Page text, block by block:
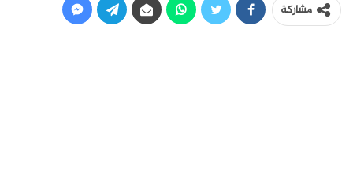
مشاركة